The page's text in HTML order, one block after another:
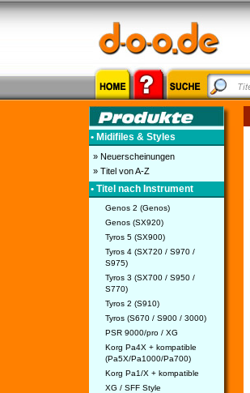
• Midifiles & Styles
» Neuerscheinungen
» Titel von A-Z
• Titel nach Instrument
Genos 2 (Genos)
Genos (SX920)
Tyros 5 (SX900)
Tyros 4 (SX720 / S970 /
S975)
Tyros 3 (SX700 / S950 /
S770)
Tyros 2 (S910)
Tyros (S670 / S900 / 3000)
PSR 9000/pro / XG
Korg Pa4X + kompatible
(Pa5X/Pa1000/Pa700)
Korg Pa1/X + kompatible
XG / SFF Style